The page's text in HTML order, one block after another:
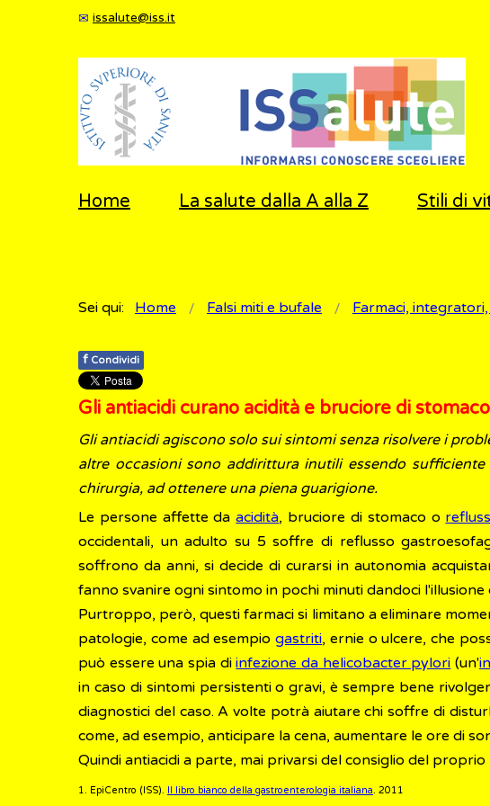
issalute@iss.it
Home La salute dalla A alla Z Stili di
Sei qui: Home Falsi miti e bufale Farmaci,
f Condividi
Gli antiacidi curano acidità e bruciore di
Gli antiacidi agiscono solo sui sintomi senza risolvere i
altre occasioni sono addirittura inutili essendo
chirurgia, ad ottenere una piena guarigione.
Le persone affette daacidità, bruciore di stomaco o
occidentali, un adulto su 5 soffre di reflusso
soffrono da anni, si decide di curarsi in autonomia
fanno svanire ogni sintomo in pochi minuti dandoci
Purtroppo, però, questi farmaci si limitano a eliminare
patologie, come ad esempiogastriti, ernie o ulcere, che
può essere una spia diinfezione da helicobacter pylori (un'
in caso di sintomi persistenti o gravi, è sempre bene
diagnostici del caso. A volte potrà aiutare chi soffre di
come, ad esempio, anticipare la cena, aumentare le ore di
Quindi antiacidi a parte, mai privarsi del consiglio del proprio
1. EpiCentro (ISS). Il libro bianco della gastroenterologia italiana. 2011